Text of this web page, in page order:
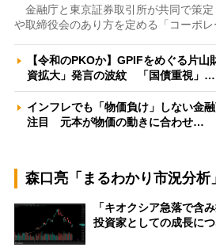
金融庁と東京証券取引所が共同で策
や取締役会のあり方を定める「コーポ
【令和のPKOか】GPIFをめぐる片
資拡大」発言の波紋 「国債重視」…
インフレでも「物価負け」しない金
注目 元本が物価の動きに合わせ…
森口亮「まるわかり市況分析」
「キオクシア急落で含
投資家としての成長に